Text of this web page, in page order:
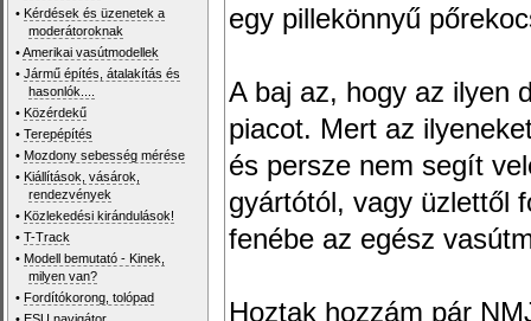
• Kérdések és üzenetek a
moderátoroknak
•Amerikai vasútmodellek
•Jármű építés, átalakítás és
hasonlók....
• Közérdekű
•Terepépítés
• Mozdony sebesség mérése
• Kiállítások, vásárok,
rendezvények
• Közlekedési kirándulások!
•T-Track
• Modell bemutató - Kinek,
milyen van?
• Fordítókorong, tolópad
egy pillekönnyű
A baj az, hogy az ilyen
piacot. Mert az
és persze nem segít
gyártótól, vagy üzlettől
fenébe az egész
Hoztak hozzám pár